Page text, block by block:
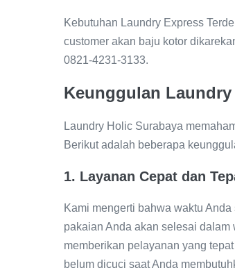
Kebutuhan Laundry Express
customer akan baju kotor
0821-4231-3133.
Keunggulan
Laundry Holic Surabaya
Berikut adalah beberapa
1. Layanan Cepat dan
Kami mengerti bahwa waktu
pakaian Anda akan selesai
memberikan pelayanan yang
belum dicuci saat Anda